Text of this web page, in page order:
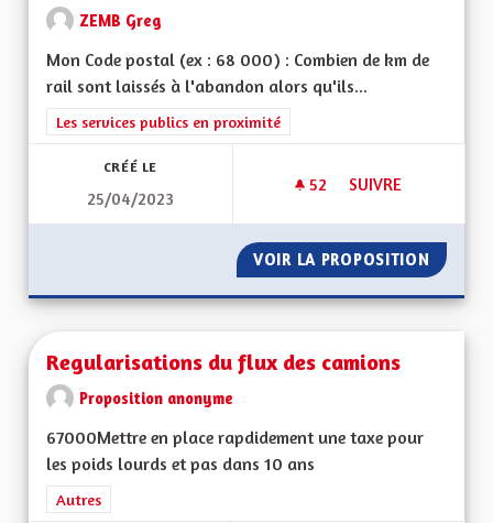
ZEMB Greg
Mon Code postal (ex : 68 000) : Combien de km de
rail sont laissés à l'abandon alors qu'ils...
Filtrer les résultats de la catégorie : Les services publics en
Les services publics en proximité
CRÉÉ LE
25/04/2023
52 52 ABONNÉS
SUIVRE
VOIR LA PROPOSITION
Regularisations du flux des camions
Proposition anonyme
67000Mettre en place rapdidement une taxe pour
les poids lourds et pas dans 10 ans
Filtrer les résultats de la catégorie : Autres
Autres